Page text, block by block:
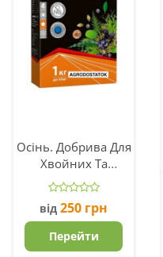
Осінь. Добрива Для
Хвойних Та
Декоративних
Рослин NPK
5.15.25+ME
від250 грн
Перейти